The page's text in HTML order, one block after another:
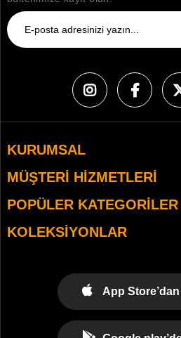
KURUMSAL
MÜŞTERI HIZMETLERI
POPÜLER KATEGORILER
KOLEKSIYONLAR
App Store’dan